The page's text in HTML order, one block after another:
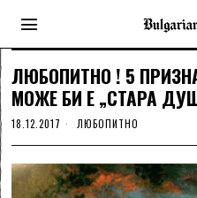
ЛЮБОПИТНО ! 5
МОЖЕ БИ Е „СТАРА
18.12.2017 ЛЮБОПИТНО